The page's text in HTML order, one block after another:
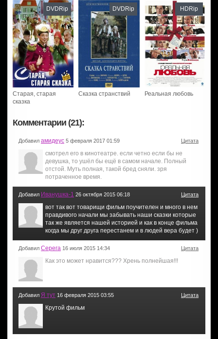
Старая, старая
сказка
DVDRip
Сказка странствий
DVDRip
Реальная любовь
HDRip
Комментарии (21):
Добавил амидеус 5 февраля 2017 01:59 Цитата
смотрел его в кинотеатре. если четно если бы не
девушка, то ушёл бы ещё в самом начале. Полный
отстой. Муть полная, такой бред сняли. зря
потраченное время.
Добавил Иванушка-1 26 октября 2015 06:18 Цитата
вот так вот товарищи фильм поучителен и много в нем
правдивого начали мы забывать наши сказки которые
так же является нашей историей и как в конце фильма
когда мы друг друга перестанем и в людей вера будет )
Добавил Серега 16 июля 2015 14:34 Цитата
Как это может нравится??? Хрень полнейшая!!!
Добавил Я тут 16 февраля 2015 03:55 Цитата
Крутой фильм